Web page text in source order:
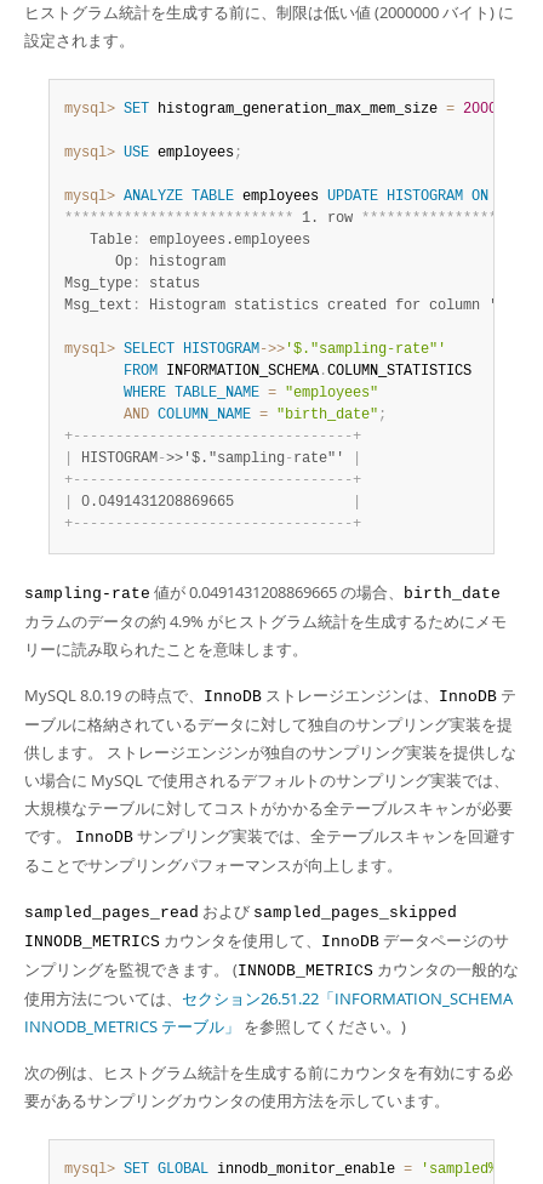
ヒストグラム統計を生成する前に、制限は低い値 (2000000 バイト) に
設定されます。
mysql> SET histogram_generation_max_mem_size = 2000000
mysql> USE employees;
mysql> ANALYZE TABLE employees UPDATE HISTOGRAM ON
*************************** 1. row ****************
   Table
:
employees.employees
      Op
:
histogram
Msg_type :
status
Msg_text :
mysql> SELECT HISTOGRAM->> '$."sampling-rate"'
FROM INFORMATION_SCHEMA .COLUMN_STATISTICS
WHERE
TABLE_NAME = "employees"
AND COLUMN_NAME = "birth_date" ;
+- - - - - - - - - - - - - - - - - - - - - - - - - - - - - - - - -+
HISTOGRAM->>'$."sampling- rate"'
+- - - - - - - - - - - - - - - - - - - - - - - - - - - - - - - - -+
0.0491431208869665
+- - - - - - - - - - - - - - - - - - - - - - - - - - - - - - - - -+
sampling-rate 値が 0.0491431208869665 の場合、 birth_date
カラムのデータの約 4.9% がヒストグラム統計を生成するためにメモ
リーに読み取られたことを意味します。
MySQL 8.0.19 の時点で、 InnoDB ストレージエンジンは、 InnoDB テ
ーブルに格納されているデータに対して独自のサンプリング実装を提
供します。 ストレージエンジンが独自のサンプリング実装を提供しな
い場合に MySQL で使用されるデフォルトのサンプリング実装では、
大規模なテーブルに対してコストがかかる全テーブルスキャンが必要
です。
InnoDB サンプリング実装では、全テーブルスキャンを回避す
ることでサンプリングパフォーマンスが向上します。
sampled_pages_read および sampled_pages_skipped
INNODB_METRICS カウンタを使用して、 InnoDB データページのサ
ンプリングを監視できます。 (INNODB_METRICS カウンタの一般的な
使用方法については、 セクション26.51.22「INFORMATION_SCHEMA
INNODB_METRICS テーブル」
を参照してください。)
次の例は、ヒストグラム統計を生成する前にカウンタを有効にする必
要があるサンプリングカウンタの使用方法を示しています。
mysql> SET GLOBAL innodb_monitor_enable = 'sampled%'